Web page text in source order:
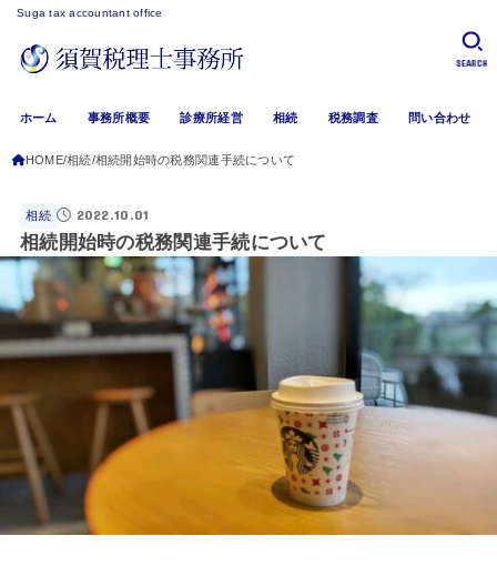
Suga tax accountant office
ホーム 事務所概要 診療所経営 相続 税務調査 問い合わせ
SEARCH
HOME 相続 相続開始時の税務関連手続について
相続 2022.10.01
相続開始時の税務関連手続について